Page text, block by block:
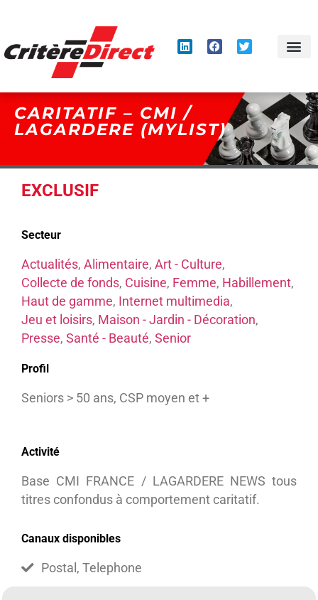
CARITATIF – CMI /
LAGARDERE (MYLIST)
EXCLUSIF
Secteur
Actualités, Alimentaire, Art - Culture,
Collecte de fonds, Cuisine, Femme, Habillement,
Haut de gamme, Internet multimedia,
Jeu et loisirs, Maison - Jardin - Décoration,
Presse, Santé - Beauté, Senior
Profil
Seniors > 50 ans, CSP moyen et +
Activité
Base CMI FRANCE / LAGARDERE NEWS tous
titres confondus à comportement caritatif.
Canaux disponibles
Postal, Telephone